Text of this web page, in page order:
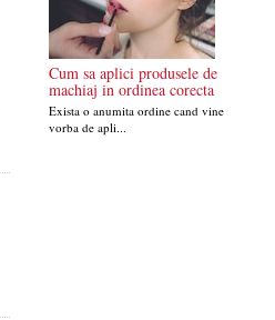
Cum sa aplici produsele de
machiaj in ordinea corecta
Exista o anumita ordine cand vine
vorba de apli...